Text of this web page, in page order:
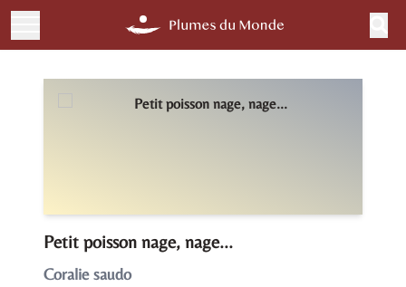
Petit poisson nage, nage...
Coralie saudo